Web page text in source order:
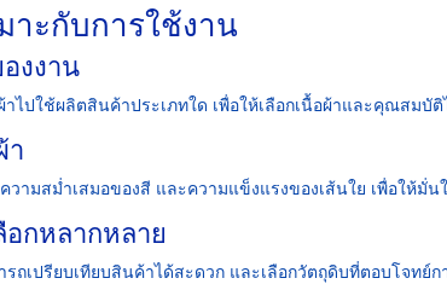
าะกับการใช้งาน
งงาน
ไปใช้ผลิตสินค้าประเภทใด เพื่อให้เลือกเนื้อผ้าและคุณสมบัติ
า
วามสม่ำเสมอของสี และความแข็งแรงของเส้นใย เพื่อให้มั่
กหลากหลาย
ถเปรียบเทียบสินค้าได้สะดวก และเลือกวัตถุดิบที่ตอบโจทย์